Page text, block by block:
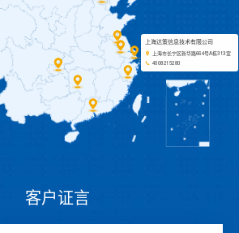
上海达策信息技术有限公司
上海市长宁区新华路664号A栋313室
4008215280
客户证言